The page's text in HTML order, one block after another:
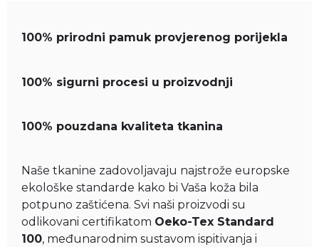
100% prirodni pamuk provjerenog porijekla
100% sigurni procesi u proizvodnji
100% pouzdana kvaliteta tkanina
Naše tkanine zadovoljavaju najstrože europske
ekološke standarde kako bi Vaša koža bila
potpuno zaštićena. Svi naši proizvodi su
odlikovani certifikatom Oeko-Tex Standard
100, međunarodnim sustavom ispitivanja i